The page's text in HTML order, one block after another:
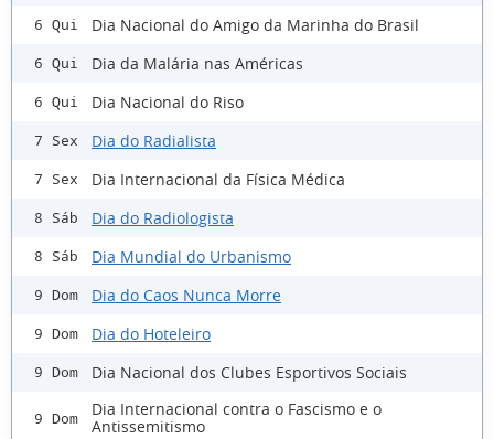
6 Qui Dia Nacional do Amigo da Marinha do Brasil
6 Qui Dia da Malária nas Américas
6 Qui Dia Nacional do Riso
7 Sex Dia do Radialista
7 Sex Dia Internacional da Física Médica
8 Sáb Dia do Radiologista
8 Sáb Dia Mundial do Urbanismo
9 Dom Dia do Caos Nunca Morre
9 Dom Dia do Hoteleiro
9 Dom Dia Nacional dos Clubes Esportivos Sociais
9 Dom
Dia Internacional contra o Fascismo e o
Antissemitismo